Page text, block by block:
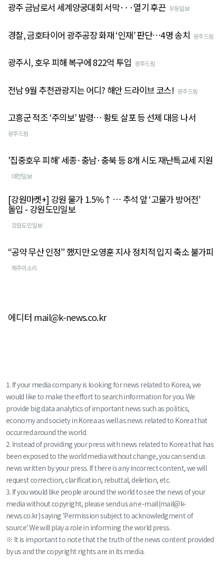
광주 금남로서 세계양궁대회 서막···열기 후끈 무등일보
경찰, 금호타이어 광주공장 화재 ‘인재’ 판단…4명 송치 광주드림
광주시, 호우 피해 복구에 822억 투입 광주드림
전남 9월 추천관광지는 어디? 해안 드라이브 코스! 광주드림
고흥군 적조 ‘주의보’ 발령… 황토 살포 등 선제 대응 나서
광주드림
'집중호우 피해' 세종·충남·충북 등 8개 시도 재난특교세 지원
대전일보
[강원마켓+] 강원 물가 1.5%↑… 추석 앞 ‘고물가 방어전’
돌입 - 강원도민일보
강원도민일보
“공약 무산 인정” 했지만 오영훈 지사 정치적 입지 축소 불가피
제주의소리
에디터 mail@k-news.co.kr
1. If your media company is looking for news related to Korea, we
would like to make the effort to search information for you. We
provide big data analytics of important news such as politics,
economy and society in Korea as well as news related to Korea that
occurred around the world.
2. Instead of providing your press with news related to Korea that has
been exposed to the world media without change, you can send us
news written by your press. If there is any incorrect content, we will
request correction, clarification, rebuttal, deletion, etc.
3. If you would like people around the world to see the news of your
media without copyright, please send us an e-mail(mail@k-
news.co.kr) saying 'Permission subject to acknowledgment of
source’. We will play a role in informing the world press.
※ It is important to note that the truth of the news content provided
by us and the copyright rights are in its media.